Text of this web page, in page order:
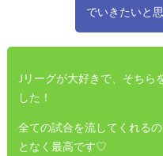
でいきたいと
Jリーグが大好きで、そちら
した！
全ての試合を流してくれる
となく最高です♡